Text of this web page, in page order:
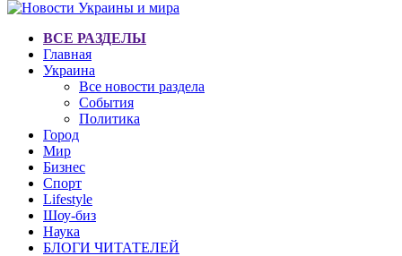
ВСЕ РАЗДЕЛЫ
Главная
Украина
Все новости раздела
События
Политика
Город
Мир
Бизнес
Спорт
Lifestyle
Шоу-биз
Наука
БЛОГИ ЧИТАТЕЛЕЙ